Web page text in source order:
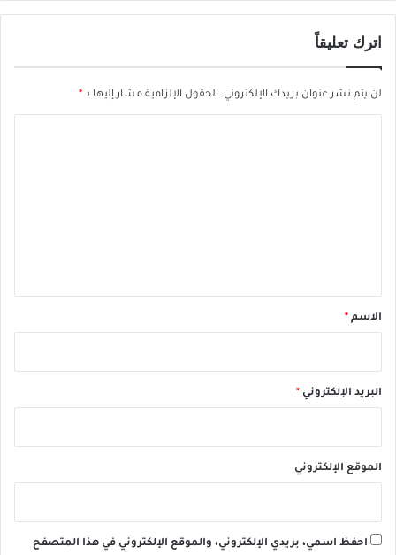
اترك تعليقاً
لن يتم نشر عنوان بريدك الإلكتروني. الحقول الإلزامية مشار إليها بـ *
*الاسم *
البريد الإلكتروني *
الموقع الإلكتروني
احفظ اسمي، بريدي الإلكتروني، والموقع الإلكتروني في هذا المتصفح